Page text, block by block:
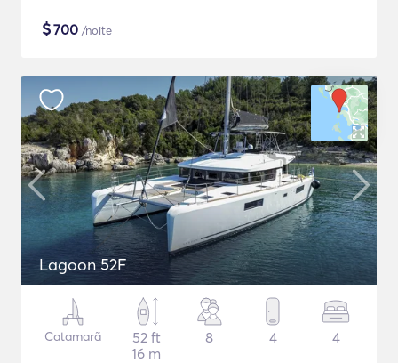
$700 /noite
Lagoon 52F
Catamarã
52 ft
16 m
8 4 4